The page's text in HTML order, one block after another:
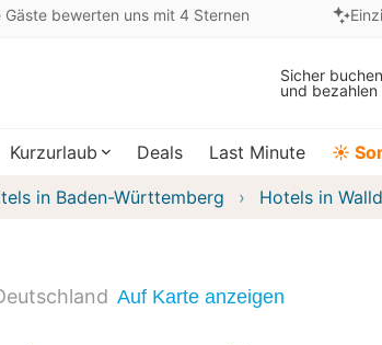
Gäste bewerten uns mit 4 Sternen
Sicher buchen
und bezahlen
Kurzurlaub Deals Last Minute ☀️
in Baden-Württemberg Hotels in
Auf Karte anzeigen